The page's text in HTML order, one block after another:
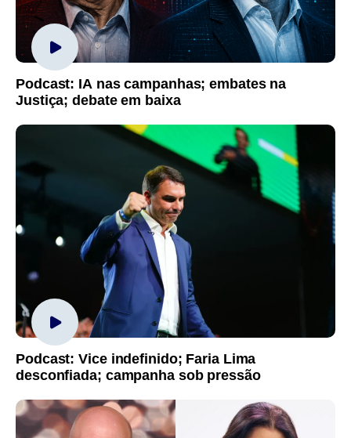
Podcast: IA nas campanhas; embates na
Justiça; debate em baixa
Podcast: Vice indefinido; Faria Lima
desconfiada; campanha sob pressão